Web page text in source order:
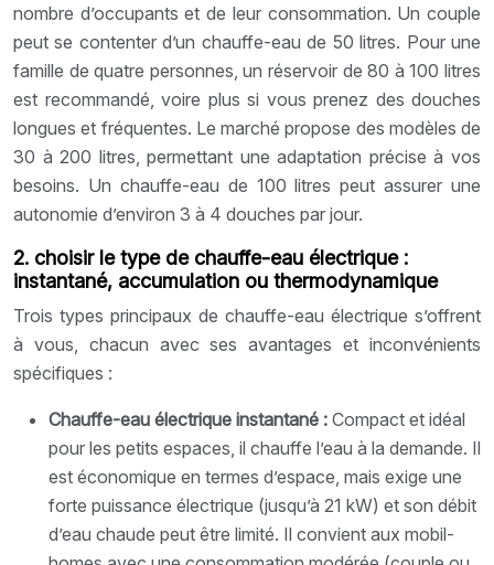
nombre d’occupants et de leur consommation. Un couple
peut se contenter d’un chauffe-eau de 50 litres. Pour une
famille de quatre personnes, un réservoir de 80 à 100 litres
est recommandé, voire plus si vous prenez des douches
longues et fréquentes. Le marché propose des modèles de
30 à 200 litres, permettant une adaptation précise à vos
besoins. Un chauffe-eau de 100 litres peut assurer une
autonomie d’environ 3 à 4 douches par jour.
2. choisir le type de chauffe-eau électrique :
instantané, accumulation ou thermodynamique
Trois types principaux de chauffe-eau électrique s’offrent
à vous, chacun avec ses avantages et inconvénients
spécifiques :
Chauffe-eau électrique instantané : Compact et idéal
pour les petits espaces, il chauffe l’eau à la demande. Il
est économique en termes d’espace, mais exige une
forte puissance électrique (jusqu’à 21 kW) et son débit
d’eau chaude peut être limité. Il convient aux mobil-